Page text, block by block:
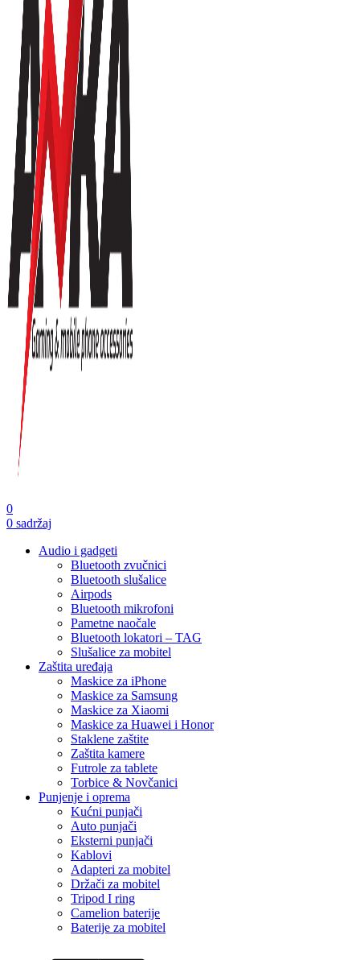
0
0 sadržaj
Audio i gadgeti
Bluetooth zvučnici
Bluetooth slušalice
Airpods
Bluetooth mikrofoni
Pametne naočale
Bluetooth lokatori – TAG
Slušalice za mobitel
Zaštita uređaja
Maskice za iPhone
Maskice za Samsung
Maskice za Xiaomi
Maskice za Huawei i Honor
Staklene zaštite
Zaštita kamere
Futrole za tablete
Torbice & Novčanici
Punjenje i oprema
Kućni punjači
Auto punjači
Eksterni punjači
Kablovi
Adapteri za mobitel
Držači za mobitel
Tripod I ring
Camelion baterije
Baterije za mobitel